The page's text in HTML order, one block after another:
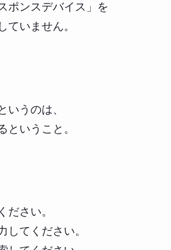
ポンスデバイス」を
ていません。
いうのは、
ということ。
ださい。
してください。